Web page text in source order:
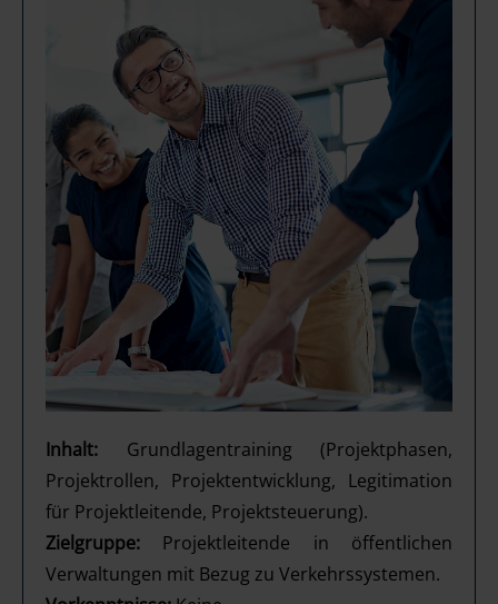
Inhalt: Grundlagentraining (Projektphasen,
Projektrollen, Projektentwicklung, Legitimation
für Projektleitende, Projektsteuerung).
Zielgruppe: Projektleitende in öffentlichen
Verwaltungen mit Bezug zu Verkehrssystemen.